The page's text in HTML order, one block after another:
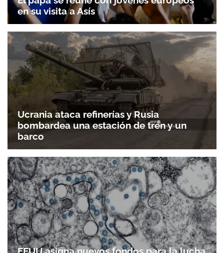
en su visita a Asís
Ucrania ataca refinerías y Rusia
bombardea una estación de tren y un
barco